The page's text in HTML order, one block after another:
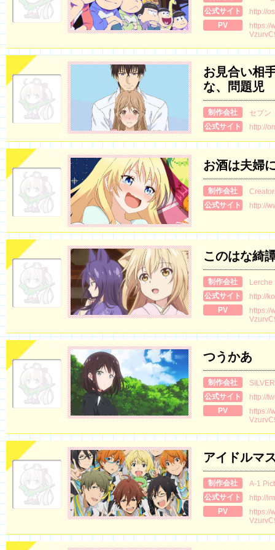
公式サイト
http://
PV
https://
お見合い相
な、問題児
制作会社
セブン
公式サイト
http://
お酒は夫婦
制作会社
公式サイト
http://
このはな綺
制作会社
Lerche
公式サイト
http://
PV
https://
つうかあ
制作会社
公式サイト
http://
PV
https://
アイドルマ
制作会社
A-1
公式サイト
http://
PV
https://